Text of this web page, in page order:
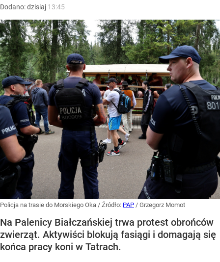
Dodano:dzisiaj 13:45
Policja na trasie do Morskiego Oka / Źródło: PAP / Grzegorz Momot
Na Palenicy Białczańskiej trwa protest obrońców
zwierząt. Aktywiści blokują fasiągi i domagają się
końca pracy koni w Tatrach.